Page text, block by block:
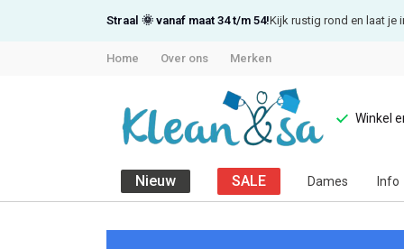
Straal 🌞 vanaf maat 34 t/m 54!Kijk rustig rond en laat je
Home Over ons Merken
Winkel
Nieuw SALE Dames Info